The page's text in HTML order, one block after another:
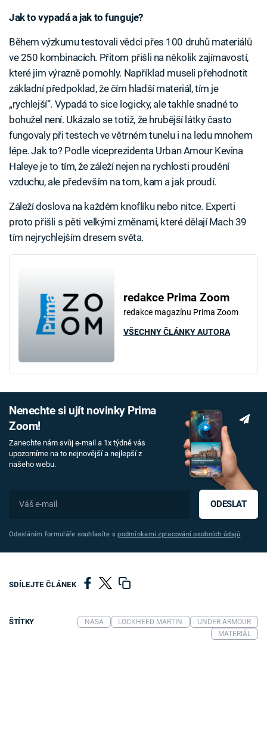
Jak to vypadá a jak to funguje?
Během výzkumu testovali vědci přes 100 druhů materiálů
ve 250 kombinacích. Přitom přišli na několik zajímavostí,
které jim výrazně pomohly. Například museli přehodnotit
základní předpoklad, že čím hladší materiál, tím je
„rychlejší“. Vypadá to sice logicky, ale takhle snadné to
bohužel není. Ukázalo se totiž, že hrubější látky často
fungovaly při testech ve větrném tunelu i na ledu mnohem
lépe. Jak to? Podle viceprezidenta Urban Amour Kevina
Haleye je to tím, že záleží nejen na rychlosti proudění
vzduchu, ale především na tom, kam a jak proudí.
Záleží doslova na každém knoflíku nebo nitce. Experti
proto přišli s pěti velkými změnami, které dělají Mach 39
tím nejrychlejším dresem světa.
redakce Prima Zoom
redakce magazínu Prima Zoom
VŠECHNY ČLÁNKY AUTORA
Nenechte si ujít novinky Prima
Zoom!
Zanechte nám svůj e-mail a 1x týdně vás
upozorníme na to nejnovější a nejlepší z
našeho webu.
ODESLAT
Odesláním formuláře souhlasíte spodmínkami zpracování osobních údajů
SDÍLEJTE ČLÁNEK
ŠTÍTKY NASA LOCKHEED MARTIN
UNDER ARMOUR
MATERIÁL